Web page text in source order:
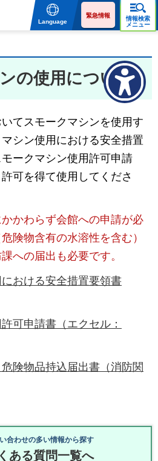
Language
緊急情報
情報検索
メニュー
の使用について
てスモークマシンを使用す
シン使用における安全措置
ークマシン使用許可申請
可を得て使用してくださ
かかわらず会館への申請が必
険物含有の水溶性を含む）
への届出も必要です。
おける安全措置要領書
可申請書（エクセル：
険物品持込届出書（消防関
合わせの多い情報から探す
ある質問一覧へ